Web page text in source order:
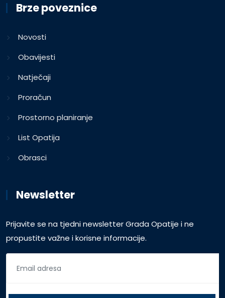
Brze poveznice
Novosti
Obavijesti
Natječaji
Proračun
Prostorno planiranje
List Opatija
Obrasci
Newsletter
Prijavite se na tjedni newsletter Grada Opatije i ne
propustite važne i korisne informacije.